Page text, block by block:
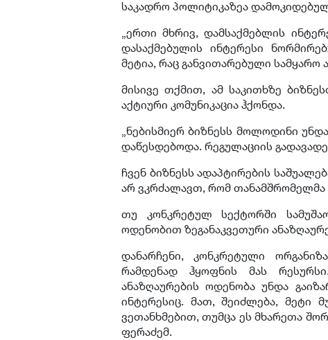
საკადრო პოლიტიკაზეა
„ერთი მხრივ, დამსაქმებლის
დასაქმებულის ინტერესი
მეტია, რაც განვითარებული სამყარო
მისივე თქმით, ამ საკითხზე
აქტიური კომუნიკაცია ჰქონდა.
„ნებისმიერ ბიზნესს მოლოდინი
დაწესდებოდა. რეგულაციის
ჩვენ ბიზნესს ადაპტირების
არ ვკრძალავთ, რომ თანამშრომელმა
თუ კონკრეტულ სექტორში
ოდენობით ზეგანაკვეთური
დანარჩენი, კონკრეტული
რამდენად ჰყოფნის მას
ანაზღაურების ოდენობა უნდა
ინტერესიც. მათ, შეიძლება, მეტი
ვეთანხმებით, თუმცა ეს მხარეთა
ფერაძემ.